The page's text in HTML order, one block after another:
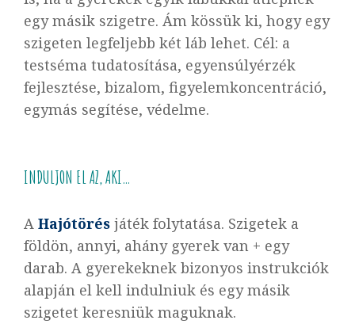
egy másik szigetre. Ám kössük ki, hogy egy
szigeten legfeljebb két láb lehet. Cél: a
testséma tudatosítása, egyensúlyérzék
fejlesztése, bizalom, figyelemkoncentráció,
egymás segítése, védelme.
INDULJON EL AZ, AKI…
A Hajótörés játék folytatása. Szigetek a
földön, annyi, ahány gyerek van + egy
darab. A gyerekeknek bizonyos instrukciók
alapján el kell indulniuk és egy másik
szigetet keresniük maguknak.